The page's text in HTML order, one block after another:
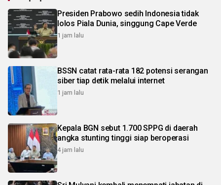
Presiden Prabowo sedih Indonesia tidak
lolos Piala Dunia, singgung Cape Verde
1 jam lalu
BSSN catat rata-rata 182 potensi serangan
siber tiap detik melalui internet
1 jam lalu
Kepala BGN sebut 1.700 SPPG di daerah
angka stunting tinggi siap beroperasi
4 jam lalu